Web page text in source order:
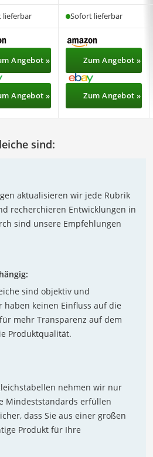
lieferbar Sofort lieferbar
Angebot »
Angebot »
Zum Angebot »
Zum Angebot »
sind:
aktualisieren wir jede Rubrik
recherchieren Entwicklungen in
sind unsere Empfehlungen
sind objektiv und
keinen Einfluss auf die
mehr Transparenz auf dem
Produktqualität.
nehmen wir nur
Mindeststandards erfüllen
dass Sie aus einer großen
Produkt für Ihre